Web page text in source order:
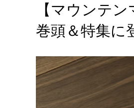
【マウンテ
巻頭＆特集に